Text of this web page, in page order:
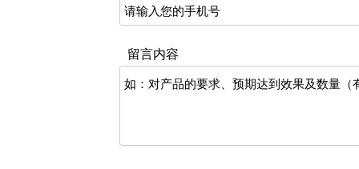
留言内容
统活性炭过滤网相比，气体动力